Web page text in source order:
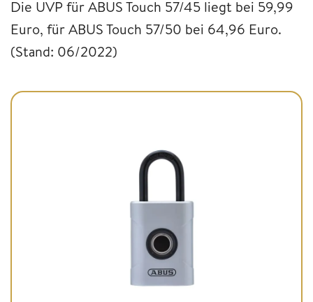
Die UVP für ABUS Touch 57/45 liegt bei 59,99
Euro, für ABUS Touch 57/50 bei 64,96 Euro.
(Stand: 06/2022)